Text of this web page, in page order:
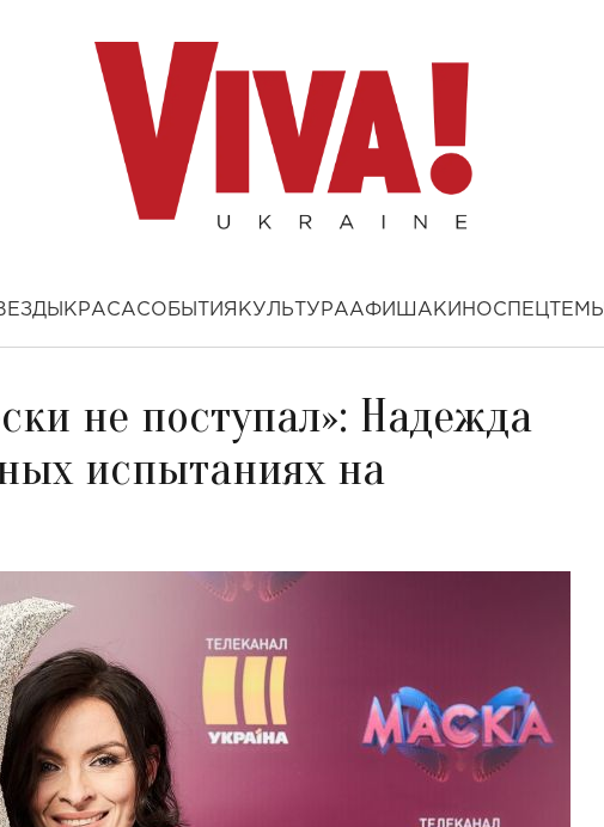
КРАСАСОБЫТИЯ КУЛЬТУРААФИША КИНОСПЕЦТЕМЫ
не поступал»: Надежда
испытаниях на